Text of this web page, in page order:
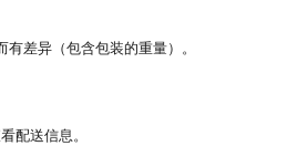
差异（包含包装的重量）。
配送信息。